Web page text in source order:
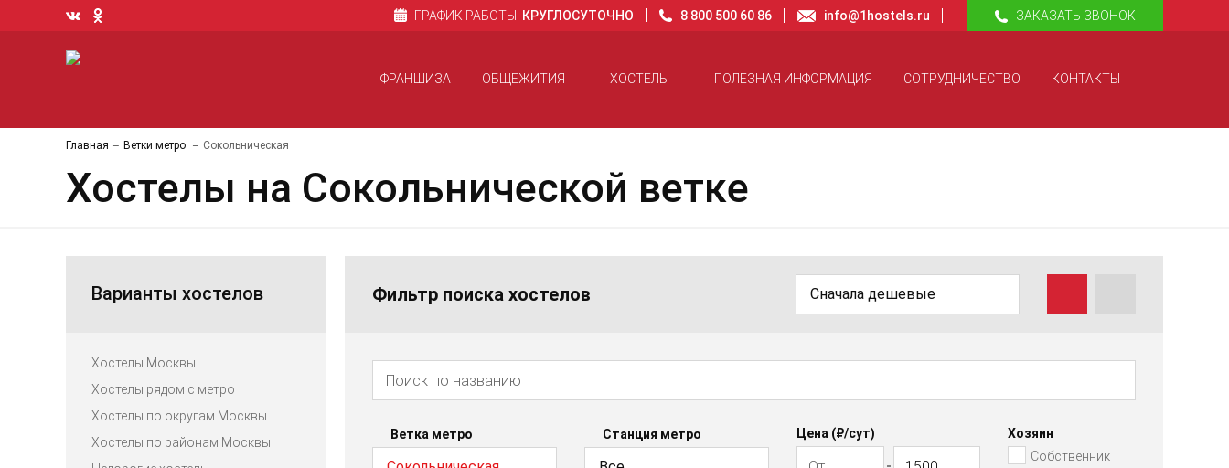
ГРАФИК РАБОТЫ: КРУГЛОСУТОЧНО 8 800 500 60 86 info@1hostels.ru ЗАКАЗАТЬ ЗВОНОК
ФРАНШИЗА ОБЩЕЖИТИЯ ХОСТЕЛЫ ПОЛЕЗНАЯ ИНФОРМАЦИЯ СОТРУДНИЧЕСТВО КОНТАКТЫ
Главная Ветки метро Сокольническая
Хостелы на Сокольнической ветке
Варианты хостелов
Хостелы Москвы
Хостелы рядом с метро
Хостелы по округам Москвы
Хостелы по районам Москвы
Фильтр поиска хостелов Сначала дешевые
Ветка метро Станция метро Цена (₽/cут)
Хозяин
Собственник